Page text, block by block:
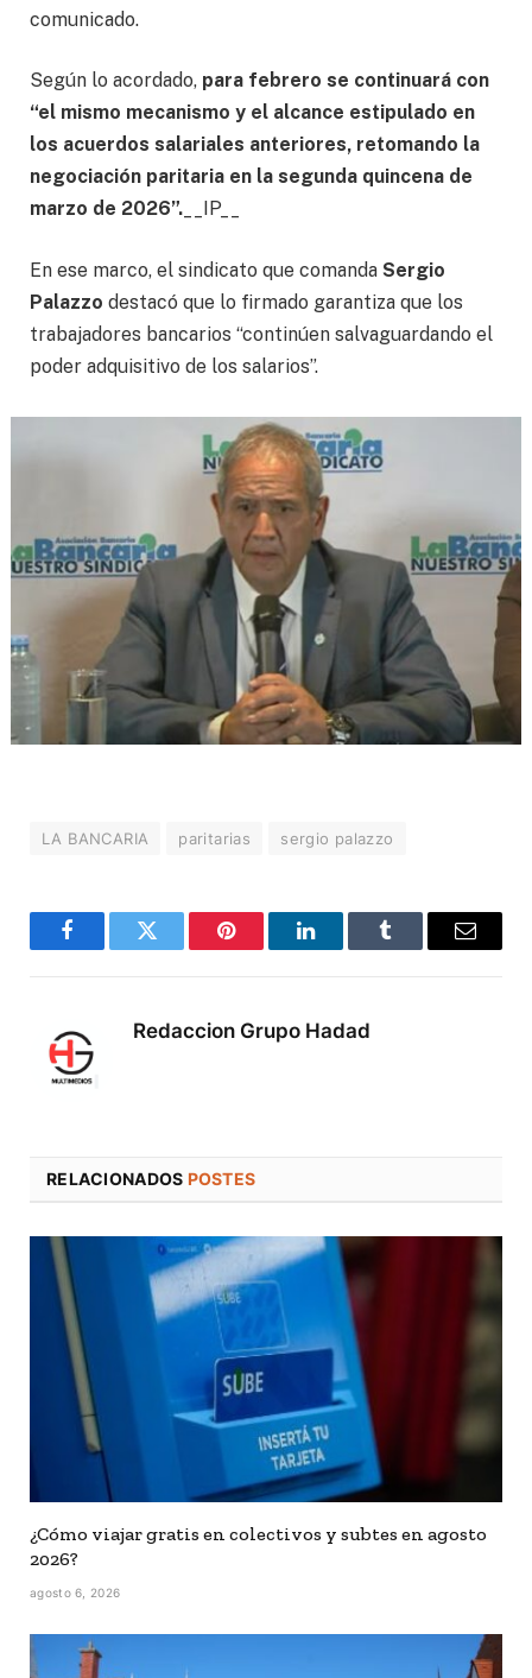
comunicado.
Según lo acordado, para febrero se continuará con
“el mismo mecanismo y el alcance estipulado en
los acuerdos salariales anteriores, retomando la
negociación paritaria en la segunda quincena de
marzo de 2026”. __IP__
En ese marco, el sindicato que comanda Sergio
Palazzo destacó que lo firmado garantiza que los
trabajadores bancarios “continúen salvaguardando el
poder adquisitivo de los salarios”.
LA BANCARIA paritarias sergio palazzo
FacebookTwitter Pinterest LinkedInTumblr
Correo
Redaccion Grupo Hadad
RELACIONADOS POSTES
¿Cómo viajar gratis en colectivos y subtes en agosto
2026?
agosto 6, 2026